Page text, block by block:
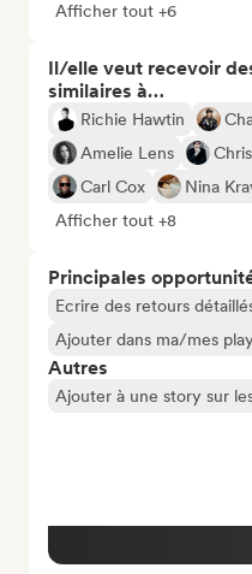
Afficher tout +6
Il/elle veut recevoir
similaires à…
Richie Hawtin
Amelie Lens
Carl Cox
Nina
Afficher tout +8
Principales
Ecrire des retours
Ajouter dans ma/mes
Autres
Ajouter à une story sur